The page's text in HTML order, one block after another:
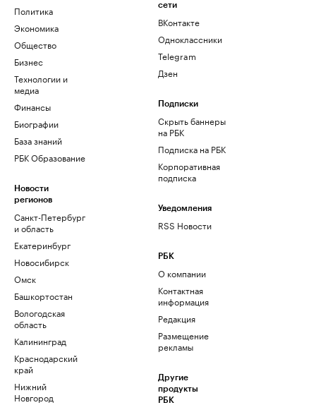
Политика
Экономика
Общество
Бизнес
Технологии и
медиа
Финансы
Биографии
База знаний
РБК Образование
Новости
регионов
Санкт-Петербург
и область
Екатеринбург
Новосибирск
Омск
Башкортостан
Вологодская
область
Калининград
Краснодарский
край
Нижний
Новгород
сети
ВКонтакте
Одноклассники
Telegram
Дзен
Подписки
Скрыть баннеры
на РБК
Подписка на РБК
Корпоративная
подписка
Уведомления
RSS Новости
РБК
О компании
Контактная
информация
Редакция
Размещение
рекламы
Другие
продукты
РБК